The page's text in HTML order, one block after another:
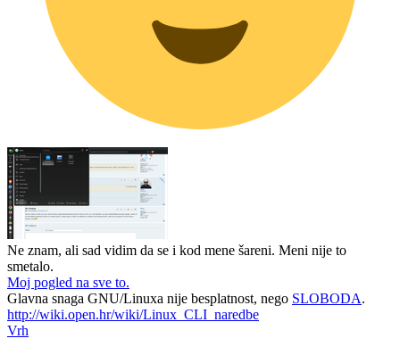
Ne znam, ali sad vidim da se i kod mene šareni. Meni nije to
smetalo.
Moj pogled na sve to.
Glavna snaga GNU/Linuxa nije besplatnost, nego SLOBODA.
http://wiki.open.hr/wiki/Linux_CLI_naredbe
Vrh